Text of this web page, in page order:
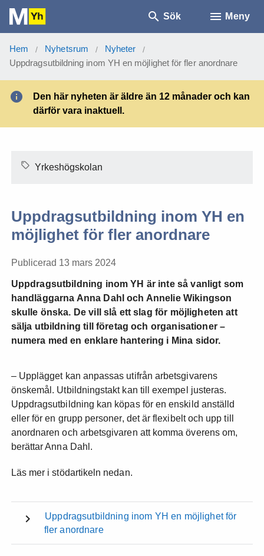
Sök Meny
Hem / Nyhetsrum / Nyheter /
Uppdragsutbildning inom YH en möjlighet för fler anordnare
Den här nyheten är äldre än 12 månader och kan
därför vara inaktuell.
Yrkeshögskolan
Uppdragsutbildning inom YH en
möjlighet för fler anordnare
Publicerad 13 mars 2024
Uppdragsutbildning inom YH är inte så vanligt som
handläggarna Anna Dahl och Annelie Wikingson
skulle önska. De vill slå ett slag för möjligheten att
sälja utbildning till företag och organisationer –
numera med en enklare hantering i Mina sidor.
– Upplägget kan anpassas utifrån arbetsgivarens
önskemål. Utbildningstakt kan till exempel justeras.
Uppdragsutbildning kan köpas för en enskild anställd
eller för en grupp personer, det är flexibelt och upp till
anordnaren och arbetsgivaren att komma överens om,
berättar Anna Dahl.
Läs mer i stödartikeln nedan.
Uppdragsutbildning inom YH en möjlighet för
fler anordnare